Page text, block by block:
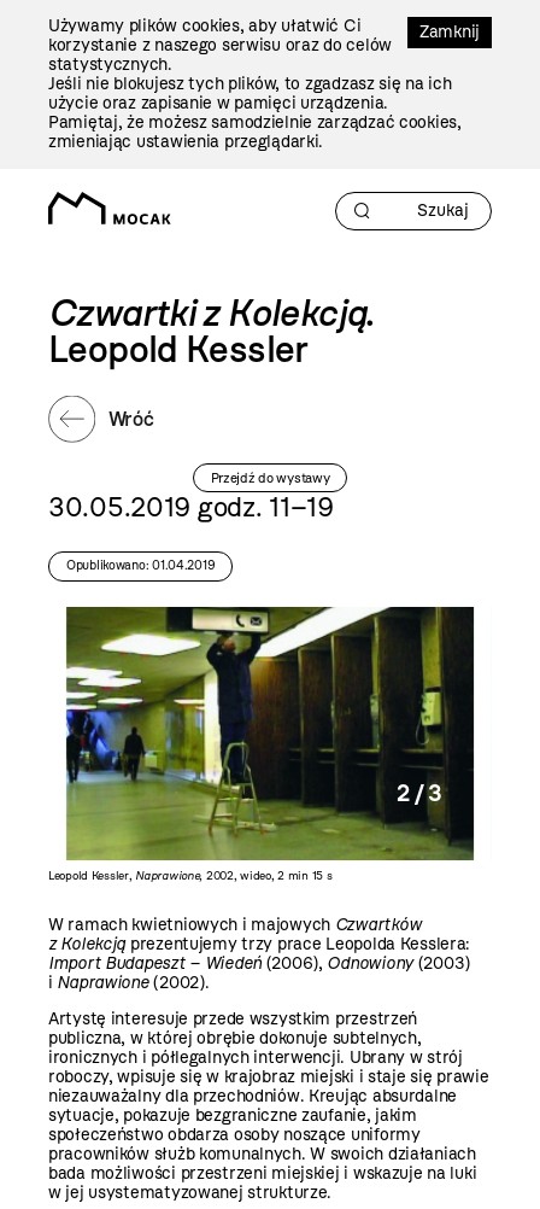
Zamknij
Używamy plików cookies, aby ułatwić Ci
korzystanie z naszego serwisu oraz do celów
statystycznych.
Jeśli nie blokujesz tych plików, to zgadzasz się na ich
użycie oraz zapisanie w pamięci urządzenia.
Pamiętaj, że możesz samodzielnie zarządzać cookies,
zmieniając ustawienia przeglądarki.
Czwartki z Kolekcją.
Leopold Kessler
Wróć
Przejdź do wystawy
30.05.2019 godz. 11–19
Opublikowano: 01.04.2019
Leopold Kessler, Naprawione, 2002, wideo, 2 min 15 s
2 / 3
W ramach kwietniowych i majowych Czwartków
z Kolekcjąprezentujemy trzy prace Leopolda Kesslera:
Import Budapeszt – Wiedeń(2006), Odnowiony(2003)
i Naprawione(2002).
Artystę interesuje przede wszystkim przestrzeń
publiczna, w której obrębie dokonuje subtelnych,
ironicznych i półlegalnych interwencji. Ubrany w strój
roboczy, wpisuje się w krajobraz miejski i staje się prawie
niezauważalny dla przechodniów. Kreując absurdalne
sytuacje, pokazuje bezgraniczne zaufanie, jakim
społeczeństwo obdarza osoby noszące uniformy
pracowników służb komunalnych. W swoich działaniach
bada możliwości przestrzeni miejskiej i wskazuje na luki
w jej usystematyzowanej strukturze.